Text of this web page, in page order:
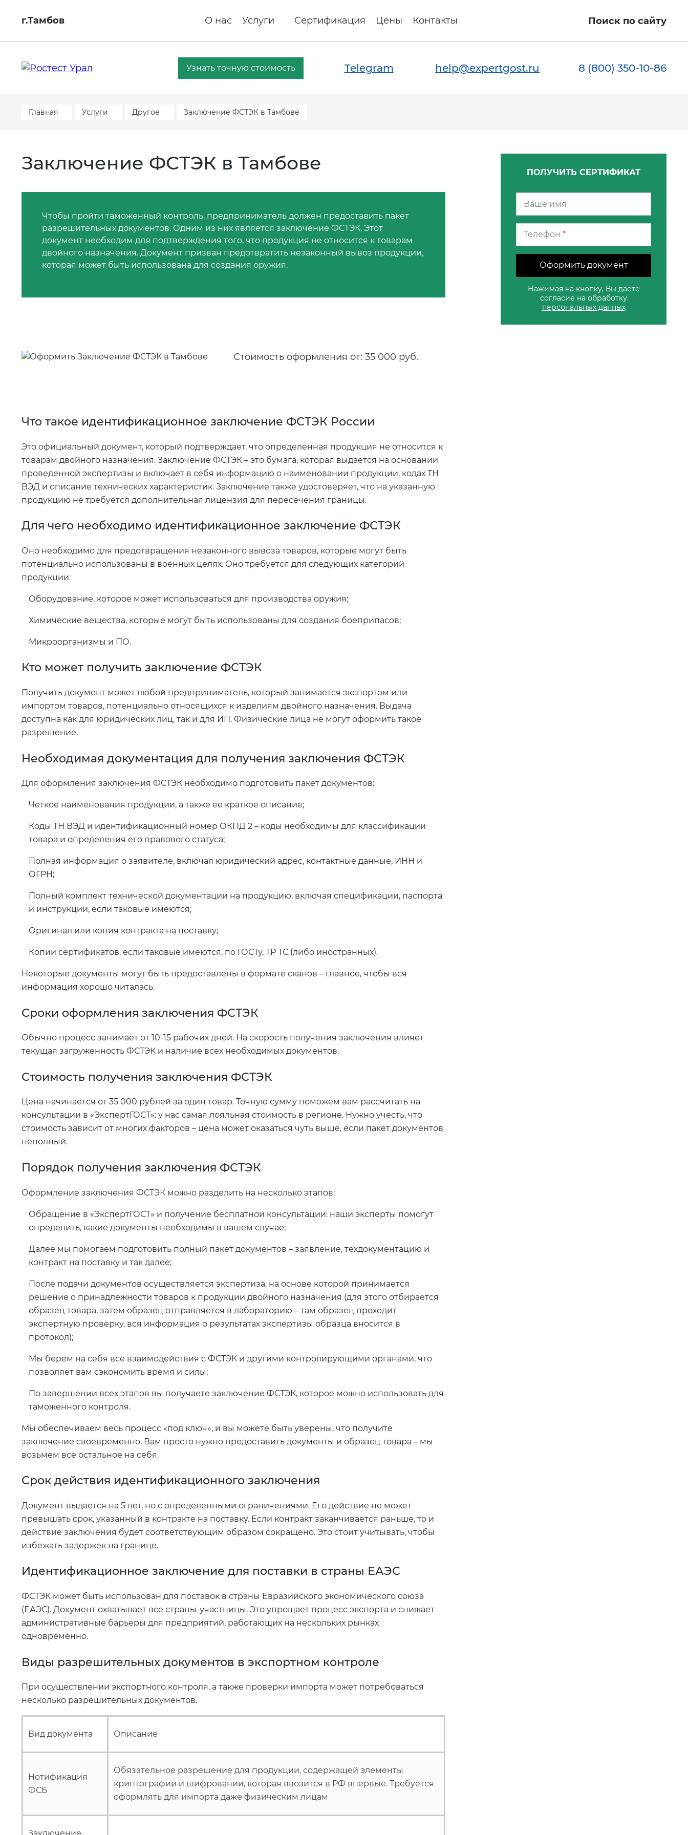
г.Тамбов О нас Услуги Сертификация Цены Контакты Поиск по сайту
Узнать точную стоимость Telegram help@expertgost.ru 8 (800) 350-10-86
Главная Услуги Другое Заключение ФСТЭК в Тамбове
Заключение ФСТЭК в Тамбове
Чтобы пройти таможенный контроль, предприниматель должен предоставить пакет
разрешительных документов. Одним из них является заключение ФСТЭК. Этот
документ необходим для подтверждения того, что продукция не относится к товарам
двойного назначения. Документ призван предотвратить незаконный вывоз продукции,
которая может быть использована для создания оружия.
Стоимость оформления от: 35 000 руб.
Что такое идентификационное заключение ФСТЭК России
Это официальный документ, который подтверждает, что определенная продукция не относится к
товарам двойного назначения. Заключение ФСТЭК – это бумага, которая выдается на основании
проведенной экспертизы и включает в себя информацию о наименовании продукции, кодах ТН
ВЭД и описание технических характеристик. Заключение также удостоверяет, что на указанную
продукцию не требуется дополнительная лицензия для пересечения границы.
Для чего необходимо идентификационное заключение ФСТЭК
Оно необходимо для предотвращения незаконного вывоза товаров, которые могут быть
потенциально использованы в военных целях. Оно требуется для следующих категорий
продукции:
Оборудование, которое может использоваться для производства оружия;
Химические вещества, которые могут быть использованы для создания боеприпасов;
Микроорганизмы и ПО.
Кто может получить заключение ФСТЭК
Получить документ может любой предприниматель, который занимается экспортом или
импортом товаров, потенциально относящихся к изделиям двойного назначения. Выдача
доступна как для юридических лиц, так и для ИП. Физические лица не могут оформить такое
разрешение.
Необходимая документация для получения заключения ФСТЭК
Для оформления заключения ФСТЭК необходимо подготовить пакет документов:
Четкое наименования продукции, а также ее краткое описание;
Коды ТН ВЭД и идентификационный номер ОКПД 2 – коды необходимы для классификации
товара и определения его правового статуса;
Полная информация о заявителе, включая юридический адрес, контактные данные, ИНН и
ОГРН;
Полный комплект технической документации на продукцию, включая спецификации, паспорта
и инструкции, если таковые имеются;
Оригинал или копия контракта на поставку;
Копии сертификатов, если таковые имеются, по ГОСТу, ТР ТС (либо иностранных).
Некоторые документы могут быть предоставлены в формате сканов – главное, чтобы вся
информация хорошо читалась.
Сроки оформления заключения ФСТЭК
Обычно процесс занимает от 10-15 рабочих дней. На скорость получения заключения влияет
текущая загруженность ФСТЭК и наличие всех необходимых документов.
Стоимость получения заключения ФСТЭК
Цена начинается от 35 000 рублей за один товар. Точную сумму поможем вам рассчитать на
консультации в «ЭкспертГОСТ»: у нас самая лояльная стоимость в регионе. Нужно учесть, что
стоимость зависит от многих факторов – цена может оказаться чуть выше, если пакет документов
неполный.
Порядок получения заключения ФСТЭК
Оформление заключения ФСТЭК можно разделить на несколько этапов:
Обращение в «ЭкспертГОСТ» и получение бесплатной консультации: наши эксперты помогут
определить, какие документы необходимы в вашем случае;
Далее мы помогаем подготовить полный пакет документов – заявление, техдокументацию и
контракт на поставку и так далее;
После подачи документов осуществляется экспертиза, на основе которой принимается
решение о принадлежности товаров к продукции двойного назначения (для этого отбирается
образец товара, затем образец отправляется в лабораторию – там образец проходит
экспертную проверку, вся информация о результатах экспертизы образца вносится в
протокол);
Мы берем на себя все взаимодействия с ФСТЭК и другими контролирующими органами, что
позволяет вам сэкономить время и силы;
По завершении всех этапов вы получаете заключение ФСТЭК, которое можно использовать для
таможенного контроля.
Мы обеспечиваем весь процесс «под ключ», и вы можете быть уверены, что получите
заключение своевременно. Вам просто нужно предоставить документы и образец товара – мы
возьмем все остальное на себя.
Срок действия идентификационного заключения
Документ выдается на 5 лет, но с определенными ограничениями. Его действие не может
превышать срок, указанный в контракте на поставку. Если контракт заканчивается раньше, то и
действие заключения будет соответствующим образом сокращено. Это стоит учитывать, чтобы
избежать задержек на границе.
Идентификационное заключение для поставки в страны ЕАЭС
ФСТЭК может быть использован для поставок в страны Евразийского экономического союза
(ЕАЭС). Документ охватывает все страны-участницы. Это упрощает процесс экспорта и снижает
административные барьеры для предприятий, работающих на нескольких рынках
одновременно.
Виды разрешительных документов в экспортном контроле
При осуществлении экспортного контроля, а также проверки импорта может потребоваться
несколько разрешительных документов.
Вид документа Описание
Нотификация
ФСБ
Обязательное разрешение для продукции, содержащей элементы
криптографии и шифровании, которая ввозится в РФ впервые. Требуется
оформлять для импорта даже физическим лицам
ПОЛУЧИТЬ СЕРТИФИКАТ
Телефон *
Оформить документ
Нажимая на кнопку, Вы даете
согласие на обработку
персональных данных